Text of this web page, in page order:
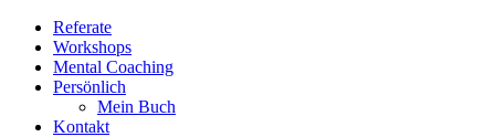
Referate
Workshops
Mental Coaching
Persönlich
Mein Buch
Kontakt